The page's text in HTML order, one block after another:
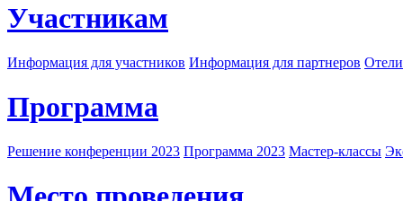
Участникам
Информация для участников Информация для партнеров
Программа
Решение конференции 2023 Программа 2023 Мастер-классы